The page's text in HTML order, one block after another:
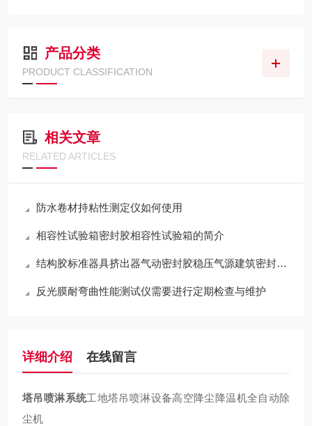
产品分类
PRODUCT CLASSIFICATION
相关文章
RELATED ARTICLES
防水卷材持粘性测定仪如何使用
相容性试验箱密封胶相容性试验箱的简介
结构胶标准器具挤出器气动密封胶稳压气源建筑密封材料挤出性黄铜
反光膜耐弯曲性能测试仪需要进行定期检查与维护
详细介绍 在线留言
塔吊喷淋系统工地塔吊喷淋设备高空降尘降温机全自动除
尘机